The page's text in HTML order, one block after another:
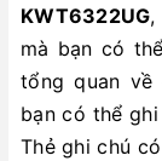
KWT6322UG,
mà bạn có
tổng quan
bạn có thể
Thẻ ghi chú